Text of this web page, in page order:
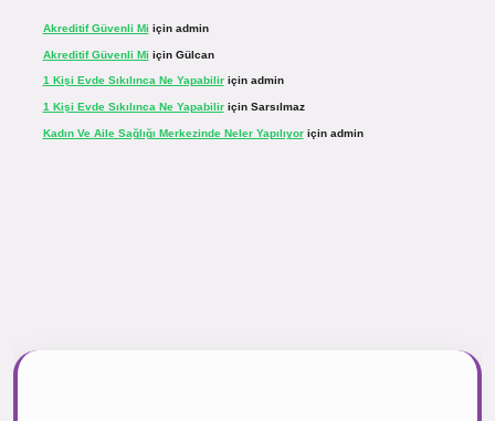
Akreditif Güvenli Mi için admin
Akreditif Güvenli Mi için Gülcan
1 Kişi Evde Sıkılınca Ne Yapabiliriçin admin
1 Kişi Evde Sıkılınca Ne Yapabiliriçin Sarsılmaz
Kadın Ve Aile Sağlığı Merkezinde Neler Yapılıyoriçin admin